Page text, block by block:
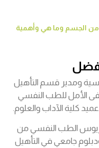
من الجسم وما هي وأهمية
ومدير قسم التأهيل
الأمل للطب النفسي
كلية الآداب والعلوم.
الطب النفسي من
جامعي في التأهيل